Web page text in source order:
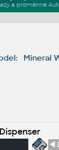
a proměnné
Mineral
◄